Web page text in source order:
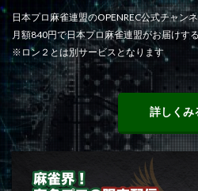
日本プロ麻雀連盟のOPENREC公式チャン
月額840円で日本プロ麻雀連盟がお届けす
※ロン２とは別サービスとなります
詳しくみ